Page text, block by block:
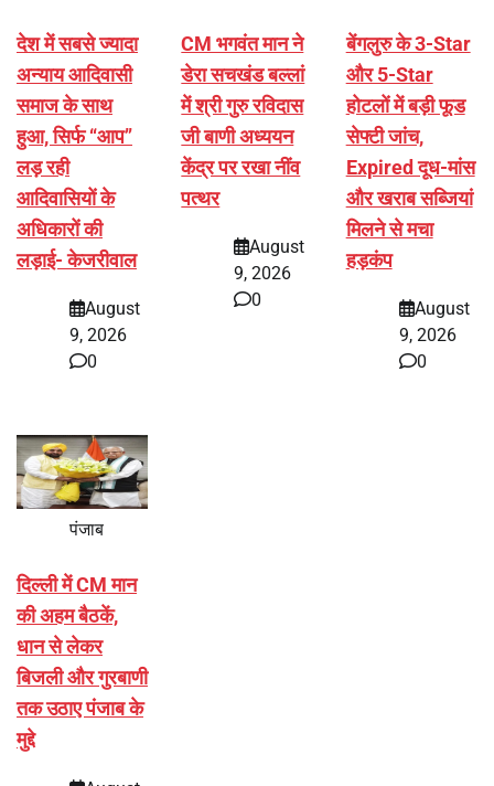
देश में सबसे ज्यादा
अन्याय आदिवासी
समाज के साथ
हुआ, सिर्फ ‘‘आप’’
लड़ रही
आदिवासियों के
अधिकारों की
लड़ाई- केजरीवाल
August
9, 2026
0
CM भगवंत मान ने
डेरा सचखंड बल्लां
में श्री गुरु रविदास
जी बाणी अध्ययन
केंद्र पर रखा नींव
पत्थर
August
9, 2026
0
बेंगलुरु के 3-Star
और 5-Star
होटलों में बड़ी फूड
सेफ्टी जांच,
Expired दूध-मांस
और खराब सब्जियां
मिलने से मचा
हड़कंप
August
9, 2026
0
पंजाब
दिल्ली में CM मान
की अहम बैठकें,
धान से लेकर
बिजली और गुरबाणी
तक उठाए पंजाब के
मुद्दे